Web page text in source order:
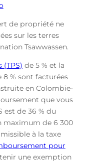
de propriété ne
sur les terres
Tsawwassen.
(TPS) de 5 % et la
8 % sont facturées
en Colombie-
que vous
est de 36 % du
maximum de 6 300
à la taxe
pour
une exemption